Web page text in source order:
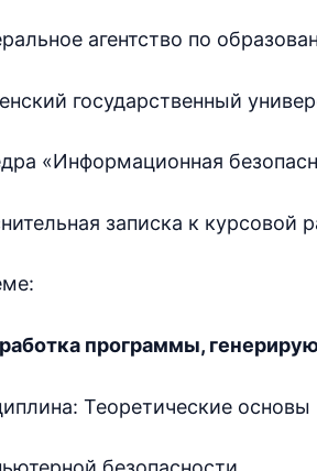
агентство по
государственный
«Информационная
записка к курсовой
программы,
Теоретические основы